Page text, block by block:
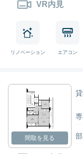
VR内見
リノベーション エアコン
間取を見る